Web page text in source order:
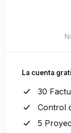
La cuenta
30
Control
5